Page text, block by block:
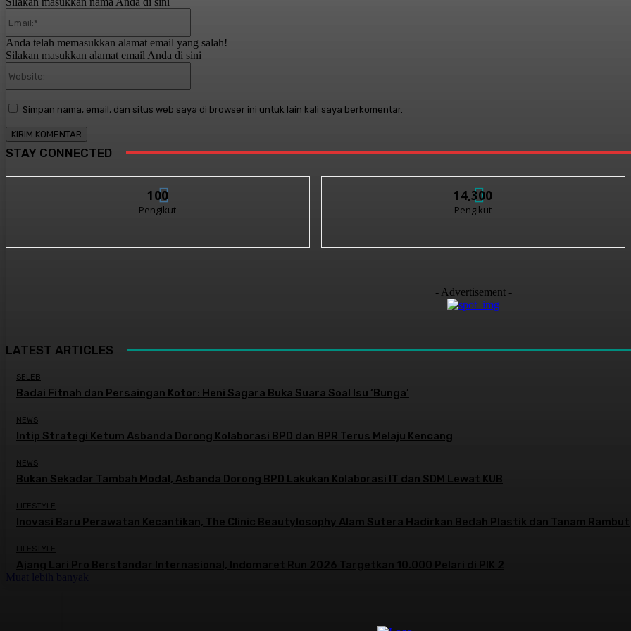
Anda telah memasukkan alamat email yang salah!
Silakan masukkan alamat email Anda di sini
Simpan nama, email, dan situs web saya di browser ini untuk lain kali saya berkomentar.
STAY CONNECTED
100
Pengikut
14,300
Pengikut
- Advertisement -
LATEST ARTICLES
SELEB
Badai Fitnah dan Persaingan Kotor: Heni Sagara Buka Suara Soal Isu ‘Bunga’
NEWS
Intip Strategi Ketum Asbanda Dorong Kolaborasi BPD dan BPR Terus Melaju Kencang
NEWS
Bukan Sekadar Tambah Modal, Asbanda Dorong BPD Lakukan Kolaborasi IT dan SDM Lewat KUB
LIFESTYLE
Inovasi Baru Perawatan Kecantikan, The Clinic Beautylosophy Alam Sutera Hadirkan Bedah Plastik dan Tanam Rambut
LIFESTYLE